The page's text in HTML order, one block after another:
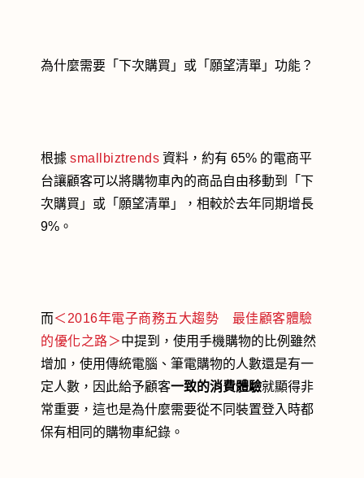
為什麼需要「下次購買」或「願望清單」功能？
根據 smallbiztrends 資料，約有 65% 的電商平
台讓顧客可以將購物車內的商品自由移動到「下
次購買」或「願望清單」，相較於去年同期增長
9%。
而＜2016年電子商務五大趨勢 最佳顧客體驗
的優化之路＞中提到，使用手機購物的比例雖然
增加，使用傳統電腦、筆電購物的人數還是有一
定人數，因此給予顧客一致的消費體驗就顯得非
常重要，這也是為什麼需要從不同裝置登入時都
保有相同的購物車紀錄。